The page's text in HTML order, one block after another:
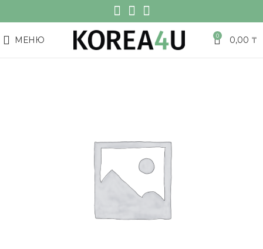
МЕНЮ 0 0,00 ₸